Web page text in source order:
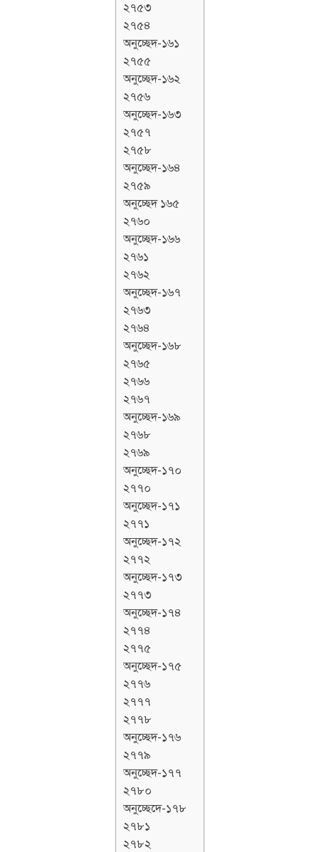
২৭৫৩
২৭৫৪
অনুচ্ছেদ-১৬১
২৭৫৫
অনুচ্ছেদ-১৬২
২৭৫৬
অনুচ্ছেদ-১৬৩
২৭৫৭
২৭৫৮
অনুচ্ছেদ-১৬৪
২৭৫৯
অনুচ্ছেদ ১৬৫
২৭৬০
অনুচ্ছেদ-১৬৬
২৭৬১
২৭৬২
অনুচ্ছেদ-১৬৭
২৭৬৩
২৭৬৪
অনুচ্ছেদ-১৬৮
২৭৬৫
২৭৬৬
২৭৬৭
অনুচ্ছেদ-১৬৯
২৭৬৮
২৭৬৯
অনুচ্ছেদ-১৭০
২৭৭০
অনুচ্ছেদ-১৭১
২৭৭১
অনুচ্ছেদ-১৭২
২৭৭২
অনুচ্ছেদ-১৭৩
২৭৭৩
অনুচ্ছেদ-১৭৪
২৭৭৪
২৭৭৫
অনুচ্ছেদ-১৭৫
২৭৭৬
২৭৭৭
২৭৭৮
অনুচ্ছেদ-১৭৬
২৭৭৯
অনুচ্ছেদ-১৭৭
২৭৮০
অনুচ্ছেদে-১৭৮
২৭৮১
২৭৮২